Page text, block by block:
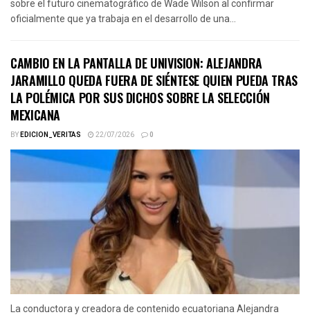
sobre el futuro cinematográfico de Wade Wilson al confirmar
oficialmente que ya trabaja en el desarrollo de una...
CAMBIO EN LA PANTALLA DE UNIVISION: ALEJANDRA
JARAMILLO QUEDA FUERA DE SIÉNTESE QUIEN PUEDA TRAS
LA POLÉMICA POR SUS DICHOS SOBRE LA SELECCIÓN
MEXICANA
BYEDICION_VERITAS 22/07/2026 0
La conductora y creadora de contenido ecuatoriana Alejandra